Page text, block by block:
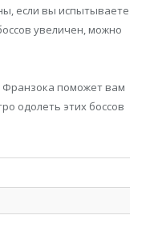
если вы испытываете
увеличен, можно
Франзока поможет вам
одолеть этих боссов